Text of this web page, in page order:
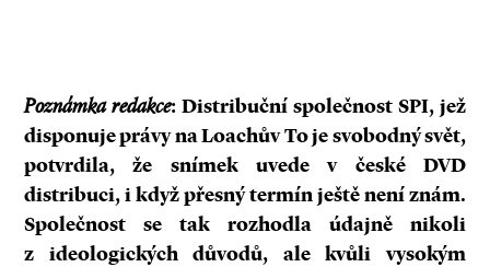
Poznámka redakce: Distribuční společnost SPI, jež
disponuje právy na Loachův To je svobodný svět,
potvrdila, že snímek uvede v české DVD
distribuci, i když přesný termín ještě není znám.
Společnost se tak rozhodla údajně nikoli
z ideologických důvodů, ale kvůli vysokým